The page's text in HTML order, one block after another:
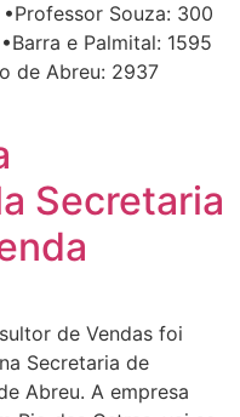
Souza: 300
e Palmital: 1595
de Abreu: 2937
Secretaria
de Vendas foi
Secretaria de
Abreu. A empresa